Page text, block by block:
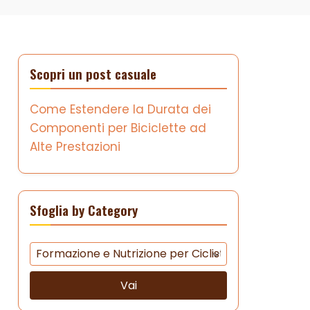
Scopri un post casuale
Come Estendere la Durata dei
Componenti per Biciclette ad
Alte Prestazioni
Sfoglia by Category
Vai